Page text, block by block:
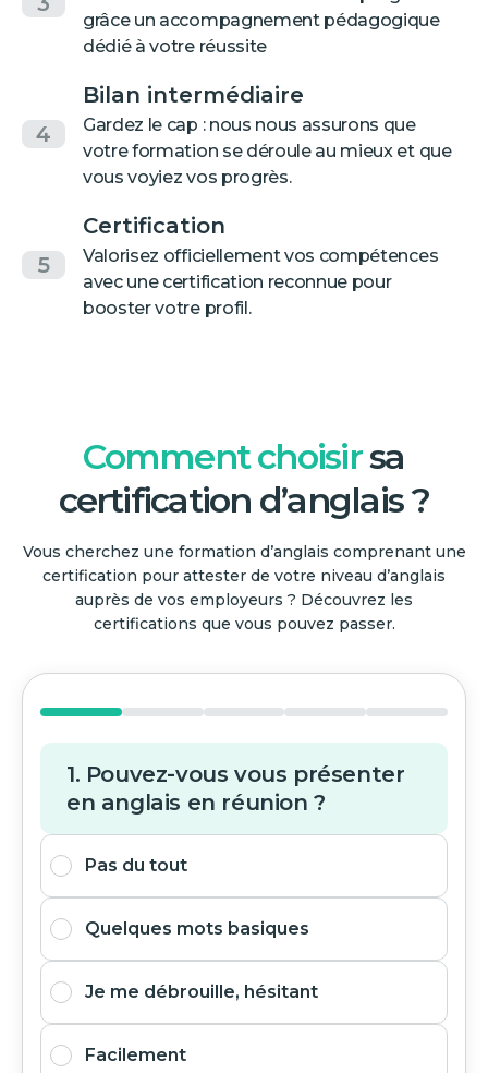
grâce un accompagnement pédagogique
dédié à votre réussite
4
Bilan intermédiaire
Gardez le cap : nous nous assurons que
votre formation se déroule au mieux et que
vous voyiez vos progrès.
5
Certification
Valorisez officiellement vos compétences
avec une certification reconnue pour
booster votre profil.
Comment choisirsa
certification d’anglais ?
Vous cherchez une formation d’anglais comprenant une
certification pour attester de votre niveau d’anglais
auprès de vos employeurs ? Découvrez les
certifications que vous pouvez passer.
1. Pouvez-vous vous présenter
en anglais en réunion ?
Pas du tout
Quelques mots basiques
Je me débrouille, hésitant
Facilement